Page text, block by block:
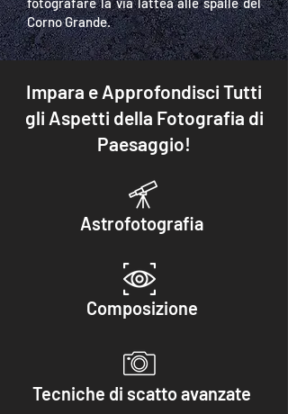
Corno Grande.
Impara e Approfondisci Tutti
gli Aspetti della Fotografia di
Paesaggio!
Astrofotografia
Composizione
Tecniche di scatto avanzate